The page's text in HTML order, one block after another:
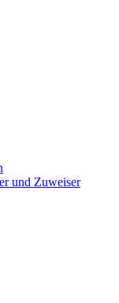
und Zuweiser